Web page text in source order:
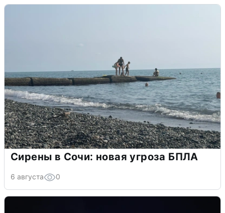
Сирены в Сочи: новая угроза БПЛА
6 августа 0